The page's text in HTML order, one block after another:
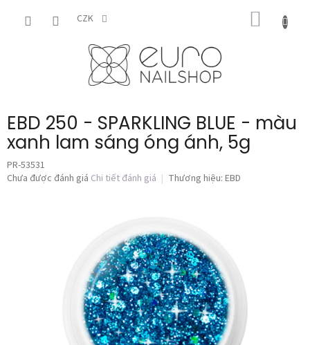
CZK
GIỎ
HÀNG
EBD 250 - SPARKLING BLUE - màu
xanh lam sáng óng ánh, 5g
PR-53531
Đánh
Chưa được đánh giá Chi tiết đánh giá Thương hiệu: EBD